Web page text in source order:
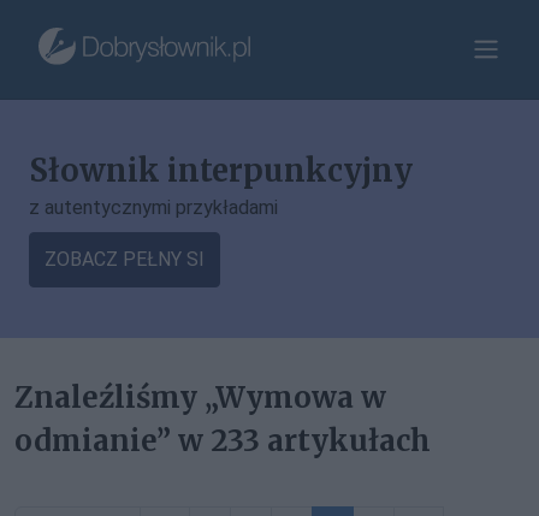
Słownik interpunkcyjny
z autentycznymi przykładami
ZOBACZ PEŁNY SI
Znaleźliśmy „Wymowa w
odmianie” w 233 artykułach